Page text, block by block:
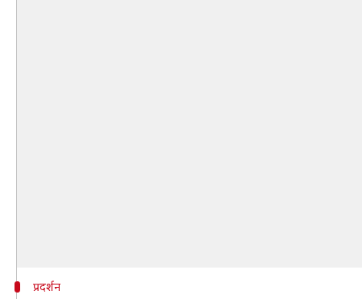
प्रदर्शन